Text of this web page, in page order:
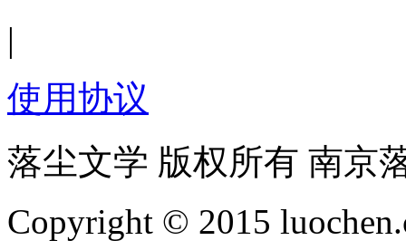
|
使用协议
落尘文学 版权所有 南京
Copyright © 2015